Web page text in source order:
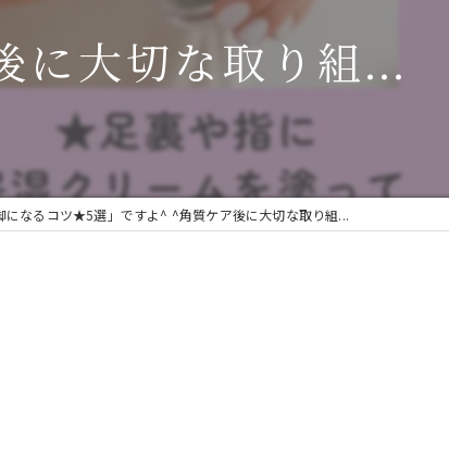
に大切な取り組...
になるコツ★5選」ですよ^ ^角質ケア後に大切な取り組...